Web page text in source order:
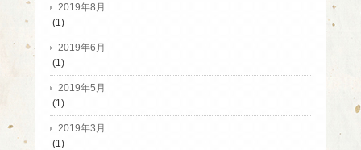
2019年8月
(1)
2019年6月
(1)
2019年5月
(1)
2019年3月
(1)